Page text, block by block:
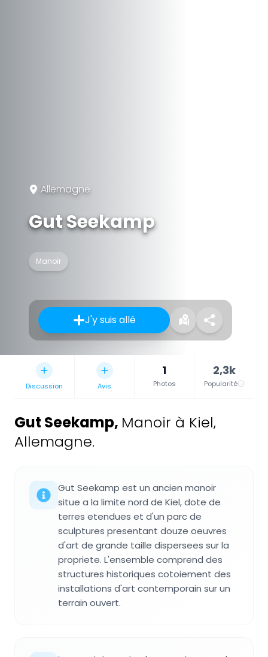
Allemagne
Gut Seekamp
Manoir
J'y suis allé
Discussion Avis
1
Photos
2,3k
Popularité
Gut Seekamp, Manoir à Kiel,
Allemagne.
Gut Seekamp est un ancien manoir
situe a la limite nord de Kiel, dote de
terres etendues et d'un parc de
sculptures presentant douze oeuvres
d'art de grande taille dispersees sur la
propriete. L'ensemble comprend des
structures historiques cotoiement des
installations d'art contemporain sur un
terrain ouvert.